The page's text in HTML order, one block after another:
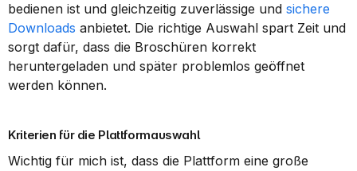
bedienen ist und gleichzeitig zuverlässige und sichere
Downloads anbietet. Die richtige Auswahl spart Zeit und
sorgt dafür, dass die Broschüren korrekt
heruntergeladen und später problemlos geöffnet
werden können.
Kriterien für die Plattformauswahl
Wichtig für mich ist, dass die Plattform eine große